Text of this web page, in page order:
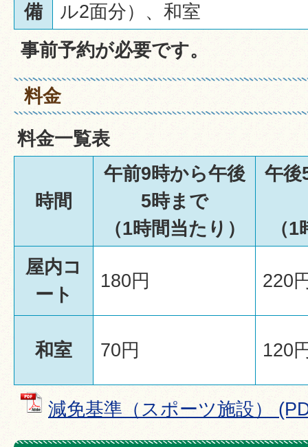
備
ル2面分）、和室
事前予約が必要です。
料金
料金一覧表
時間
午前9時から午後
5時まで
（1時間当たり）
午後
（
屋内コ
ート
180円 220
和室 70円 120
減免基準（スポーツ施設）